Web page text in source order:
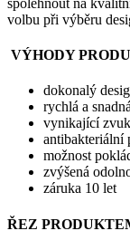
volbu při výběru
VÝHODY
dokonalý
rychlá a
vynikající
antibakteriální
možnost
zvýšená
záruka 10 let
ŘEZ